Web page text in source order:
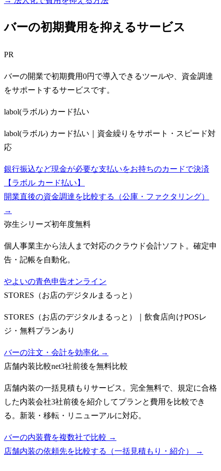
バーの初期費用を抑えるサービス
PR
バーの開業で初期費用0円で導入できるツールや、資金調達
をサポートするサービスです。
labol(ラボル) カード払い
labol(ラボル) カード払い｜資金繰りをサポート・スピード対
応
銀行振込など現金が必要な支払いをお持ちのカードで決済
【ラボル カード払い】
開業直後の資金調達を比較する（公庫・ファクタリング）
→
弥生シリーズ初年度無料
個人事業主から法人まで対応のクラウド会計ソフト。確定申
告・記帳を自動化。
やよいの青色申告オンライン
STORES（お店のデジタルまるっと）
STORES（お店のデジタルまるっと）｜飲食店向けPOSレ
ジ・無料プランあり
バーの注文・会計を効率化 →
店舗内装比較net3社前後を無料比較
店舗内装の一括見積もりサービス。完全無料で、規定に合格
した内装会社3社前後を紹介してプランと費用を比較でき
る。新装・移転・リニューアルに対応。
バーの内装費を複数社で比較 →
店舗内装の依頼先を比較する（一括見積もり・紹介）
→